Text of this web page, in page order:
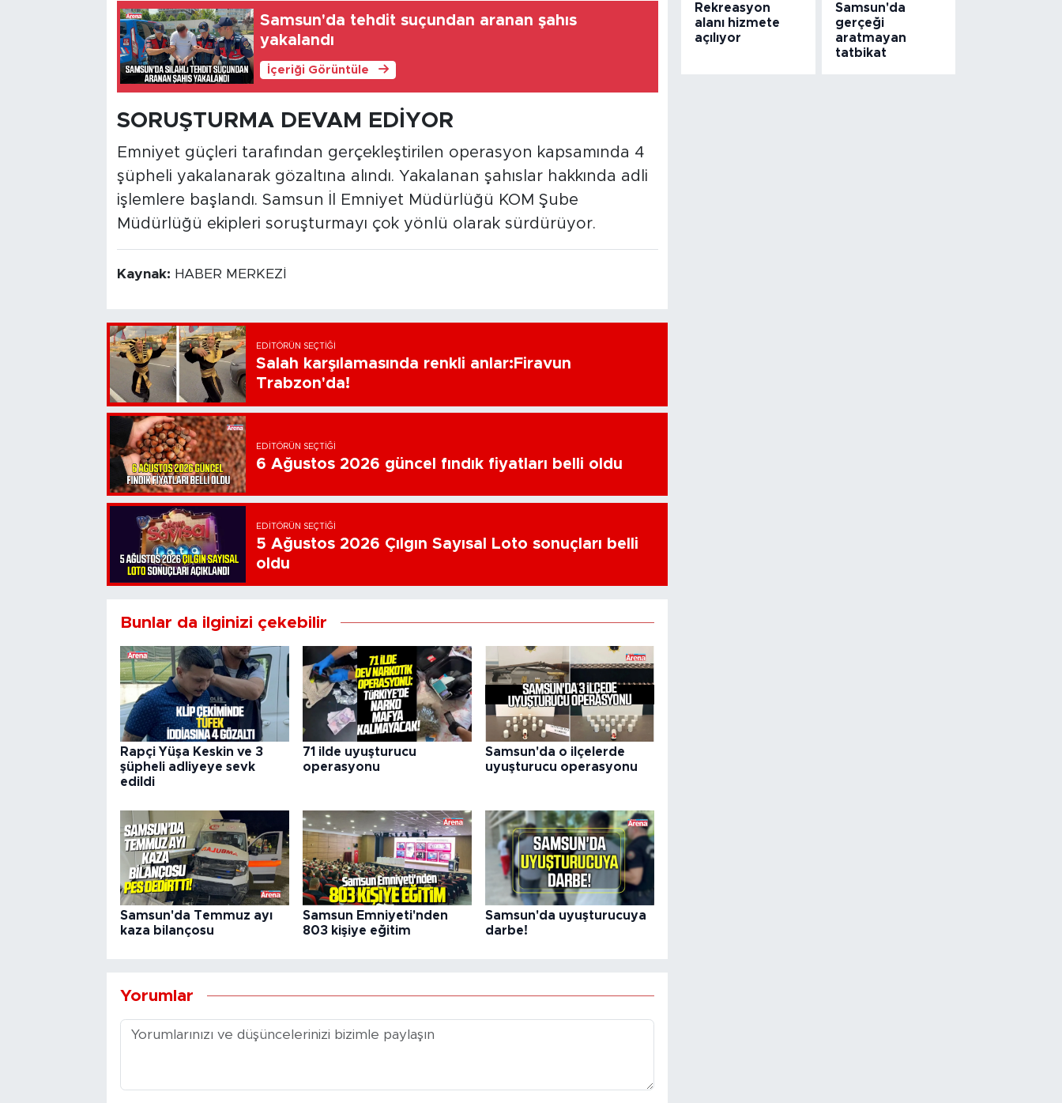
Samsun'da tehdit suçundan aranan şahıs
yakalandı
İçeriği Görüntüle
SORUŞTURMA DEVAM EDİYOR
Emniyet güçleri tarafından gerçekleştirilen operasyon kapsamında 4
şüpheli yakalanarak gözaltına alındı. Yakalanan şahıslar hakkında adli
işlemlere başlandı. Samsun İl Emniyet Müdürlüğü KOM Şube
Müdürlüğü ekipleri soruşturmayı çok yönlü olarak sürdürüyor.
Kaynak: HABER MERKEZİ
EDITÖRÜN SEÇTIĞI
Salah karşılamasında renkli anlar:Firavun
Trabzon'da!
EDITÖRÜN SEÇTIĞI
6 Ağustos 2026 güncel fındık fiyatları belli oldu
EDITÖRÜN SEÇTIĞI
5 Ağustos 2026 Çılgın Sayısal Loto sonuçları belli
oldu
Bunlar da ilginizi çekebilir
Rapçi Yüşa Keskin ve 3
şüpheli adliyeye sevk
edildi
71 ilde uyuşturucu
operasyonu
Samsun'da o ilçelerde
uyuşturucu operasyonu
Samsun'da Temmuz ayı
kaza bilançosu
Samsun Emniyeti'nden
803 kişiye eğitim
Samsun'da uyuşturucuya
darbe!
Yorumlar
Rekreasyon
alanı hizmete
açılıyor
Samsun'da
gerçeği
aratmayan
tatbikat